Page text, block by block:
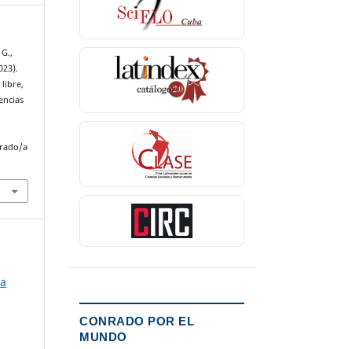
libre,
a
CONRADO POR EL
MUNDO